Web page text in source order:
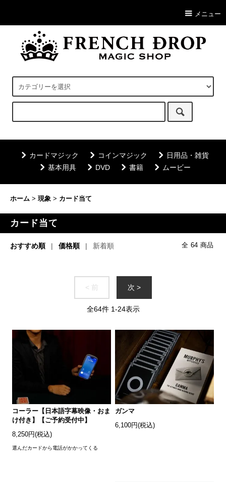
メニュー
カードマジック コインマジック
日用品・雑貨
基本用具
DVD 書籍 ムービー
ホーム > 現象 > カード当て
カード当て
おすすめ順 価格順 新着順 全 64 商品
< 前 次 >
全64件 1-24表示
コーラー【日本語字幕映像・おま
け付き】【ご予約受付中】
8,250円(税込)
選んだカードから電話がかかってくる
ガンマ
6,100円(税込)